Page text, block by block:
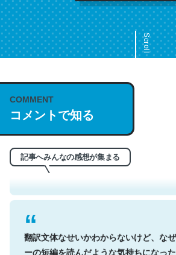
Scroll
COMMENT
コメントで知る
記事へみんなの感想が集まる
これは名文。彼はとてもクレバーなん
う。英語少しでも読める人は原文もお勧
れ好き。Let’s Fucking Go. Then
─今のこの状況が信じられるかい？ by ラーズ
翻訳文体なせいかわからないけど、な
ーの短編を読んだような気持ちになった